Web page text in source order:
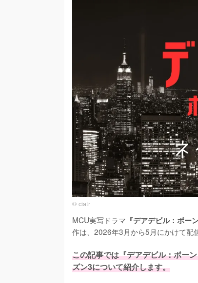
© ciatr
MCU実写ドラマ 『デアデビル：ボー
作は、2026年3月から5月にかけて配
この記事では『デアデビル：ボー
ズン3について紹介します。